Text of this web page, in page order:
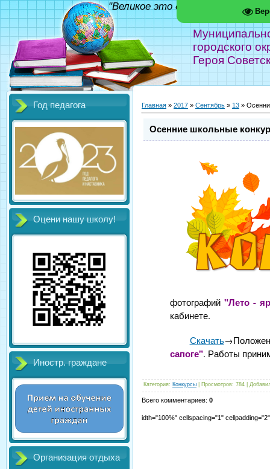
городского
Героя
"Великое это дело - школа!"
Год педагога
Оцени нашу школу!
Иностр. граждане
Организация отдыха
Главная » 2017 » Сентябрь » 13 »
Осенние школьные
фотографий"Лето -
кабинете.
Скачать
сапоге". Работы
Категория: Конкурсы Просмотров: 784
Всего комментариев: 0
idth="100%" cellspacing="1"